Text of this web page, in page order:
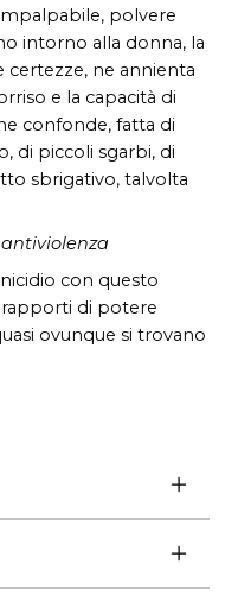
polvere
intorno alla donna, la
certezze, ne annienta
e la capacità di
confonde, fatta di
di piccoli sgarbi, di
sbrigativo, talvolta
con questo
rapporti di potere
ovunque si trovano